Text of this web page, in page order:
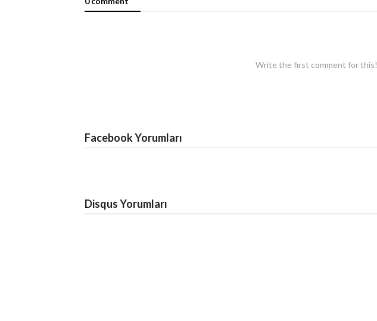
Write the first comment for this!
Facebook Yorumları
Disqus Yorumları